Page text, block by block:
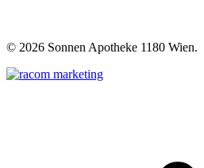
© 2026 Sonnen Apotheke 1180 Wien.